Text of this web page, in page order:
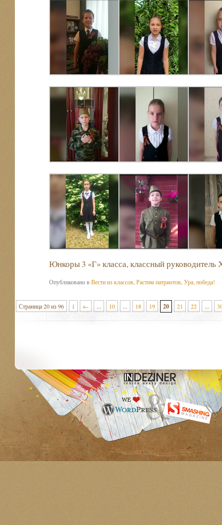
Юнкоры 3 «Г» класса, классный
Опубликовано вВести из классов Растим патриотов Ура, победа!
Страница 20 из 96 1 ← ... 10 ... 18 19 20 21 22 ...